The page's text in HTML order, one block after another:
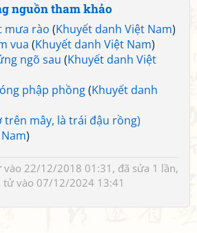
nguồn tham khảo
mưa rào (Khuyết danh Việt Nam)
vua (Khuyết danh Việt Nam)
ngõ sau (Khuyết danh Việt
phập phồng(Khuyết danh
trên mây, là trái đậu rồng)
)
vào 22/12/2018 01:31, đã sửa 1 lần,
tửvào 07/12/2024 13:41